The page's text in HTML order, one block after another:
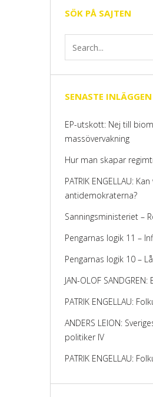
SÖK PÅ SAJTEN
SENASTE INLÄGGEN
EP-utskott: Nej till
massövervakning
Hur man skapar
PATRIK ENGELLAU:
antidemokraterna?
Sanningsministeriet –
Pengarnas logik 11 –
Pengarnas logik 10 –
JAN-OLOF
PATRIK ENGELLAU:
ANDERS LEION:
politiker IV
PATRIK ENGELLAU: